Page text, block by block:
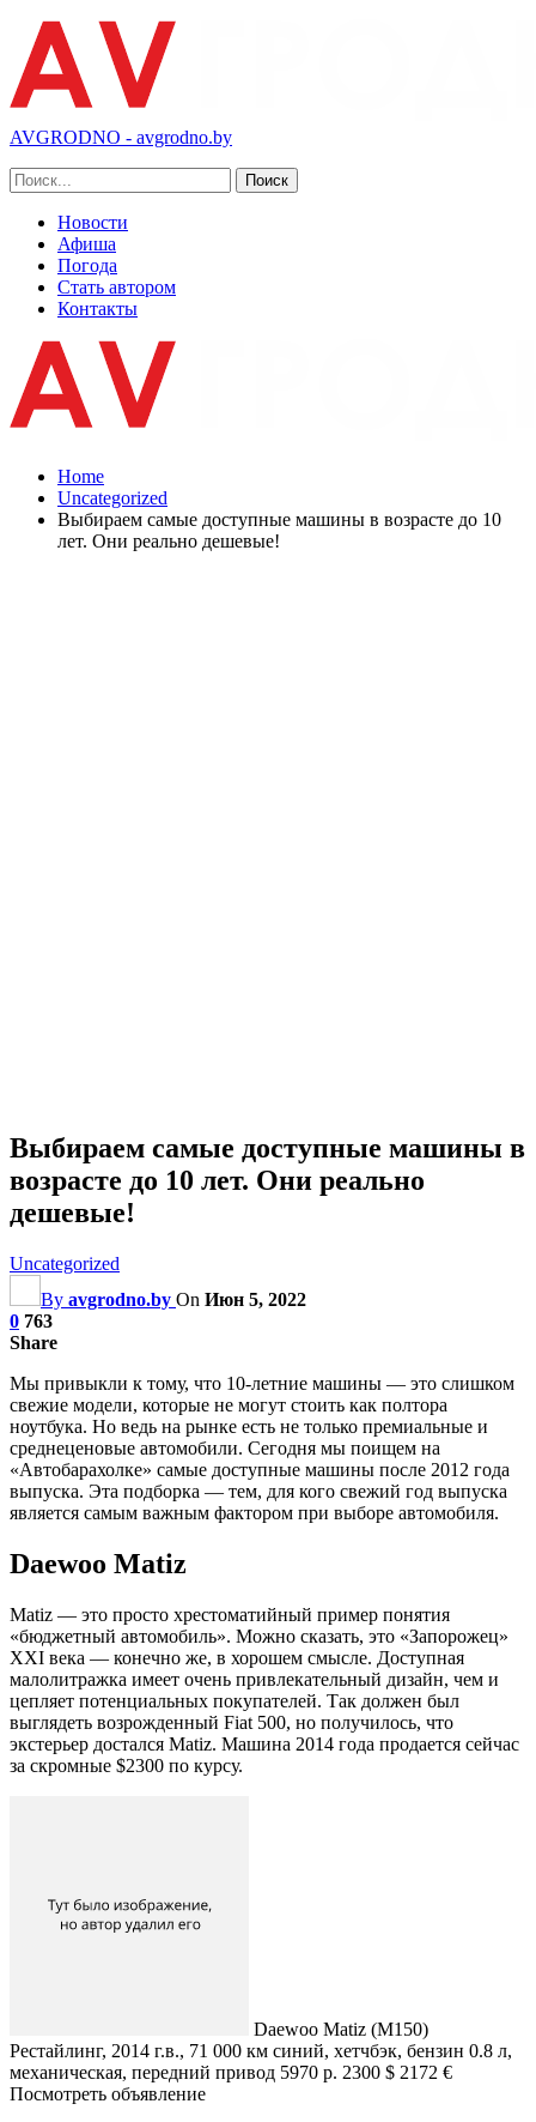
AVGRODNO - avgrodno.by
Новости
Афиша
Погода
Стать автором
Контакты
Home
Uncategorized
Выбираем самые доступные машины в возрасте до 10
лет. Они реально дешевые!
Выбираем самые доступные машины в
возрасте до 10 лет. Они реально
дешевые!
Uncategorized
By avgrodno.by On Июн 5, 2022
0 763
Share
Мы привыкли к тому, что 10-летние машины — это слишком
свежие модели, которые не могут стоить как полтора
ноутбука. Но ведь на рынке есть не только премиальные и
среднеценовые автомобили. Сегодня мы поищем на
«Автобарахолке» самые доступные машины после 2012 года
выпуска. Эта подборка — тем, для кого свежий год выпуска
является самым важным фактором при выборе автомобиля.
Daewoo Matiz
Matiz — это просто хрестоматийный пример понятия
«бюджетный автомобиль». Можно сказать, это «Запорожец»
XXI века — конечно же, в хорошем смысле. Доступная
малолитражка имеет очень привлекательный дизайн, чем и
цепляет потенциальных покупателей. Так должен был
выглядеть возрожденный Fiat 500, но получилось, что
экстерьер достался Matiz. Машина 2014 года продается сейчас
за скромные $2300 по курсу.
Daewoo Matiz (M150)
Рестайлинг, 2014 г.в., 71 000 км синий, хетчбэк, бензин 0.8 л,
механическая, передний привод 5970 р. 2300 $ 2172 €
Посмотреть объявление